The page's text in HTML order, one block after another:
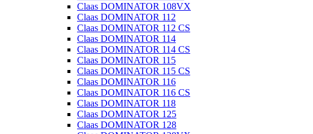
Claas DOMINATOR 108VX
Claas DOMINATOR 112
Claas DOMINATOR 112 CS
Claas DOMINATOR 114
Claas DOMINATOR 114 CS
Claas DOMINATOR 115
Claas DOMINATOR 115 CS
Claas DOMINATOR 116
Claas DOMINATOR 116 CS
Claas DOMINATOR 118
Claas DOMINATOR 125
Claas DOMINATOR 128